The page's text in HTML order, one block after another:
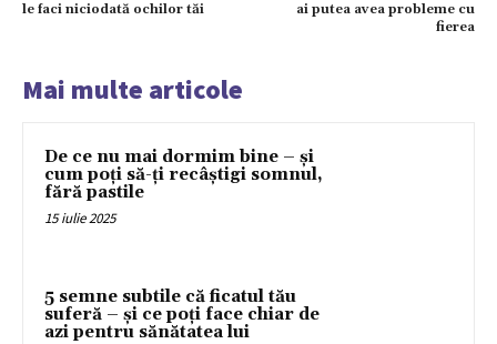
le faci niciodată ochilor tăi
ai putea avea probleme cu
fierea
Mai multe articole
De ce nu mai dormim bine – și
cum poți să-ți recâștigi somnul,
fără pastile
15 iulie 2025
5 semne subtile că ficatul tău
suferă – și ce poți face chiar de
azi pentru sănătatea lui